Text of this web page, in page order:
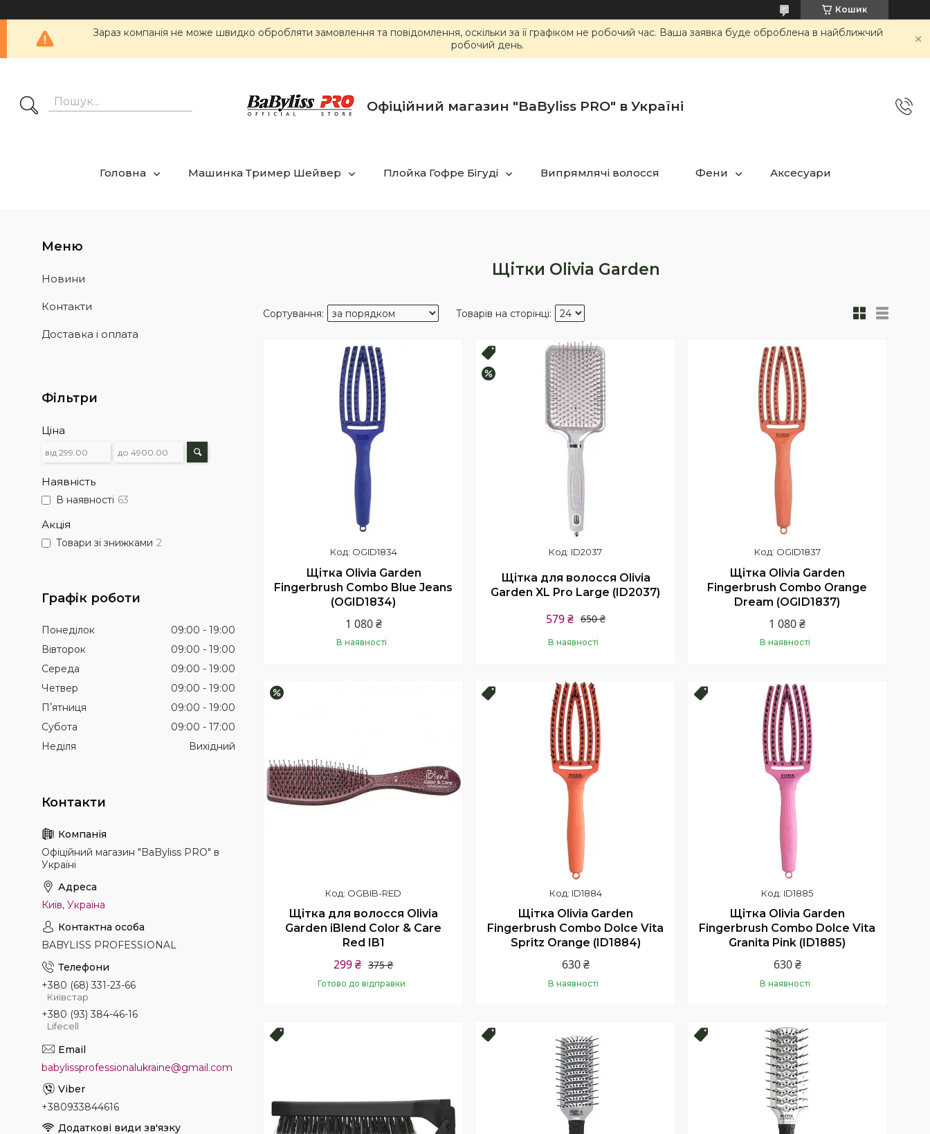
Кошик
Зараз компанія не може швидко обробляти замовлення та повідомлення, оскільки за її графіком не робочий час. Ваша заявка буде оброблена в найближчий
робочий день.
Офіційний магазин "BaByliss PRO" в Україні
Головна Машинка Тример Шейвер Плойка Гофре Бігуді Випрямлячі волосся Фени Аксесуари
Щітки Olivia Garden
OGID1834
Щітка Olivia Garden
Fingerbrush Combo Blue Jeans
(OGID1834)
1 080 ₴
В наявності
ID2037
Щітка для волосся Olivia
Garden XL Pro Large (ID2037)
650 ₴
579 ₴
В наявності
Купити
OGID1837
Щітка Olivia Garden
Fingerbrush Combo Orange
Dream (OGID1837)
1 080 ₴
В наявності
Купити
OGBIB-RED
Щітка для волосся Olivia
Garden iBlend Color & Care
Red IB1
375 ₴
299 ₴
Готово до відправки
ID1884
Щітка Olivia Garden
Fingerbrush Combo Dolce Vita
Spritz Orange (ID1884)
630 ₴
В наявності
ID1885
Щітка Olivia Garden
Fingerbrush Combo Dolce Vita
Granita Pink (ID1885)
630 ₴
В наявності
Купити
Новини
Контакти
Доставка і оплата
Фільтри
Ціна
Наявність
В наявності 63
Акція
Товари зі знижками 2
Графік роботи
Понеділок 09:00
19:00
Вівторок
09:00
19:00
Середа
09:00
19:00
Четвер
09:00
19:00
Пʼятниця
09:00
19:00
Субота
09:00
17:00
Неділя
Вихідний
Офіційний магазин "BaByliss PRO" в
Україні
Київ, Україна
BABYLISS PROFESSIONAL
+380 (68) 331-23-66
Київстар
+380 (93) 384-46-16
Lifecell
babylissprofessionalukraine@gmail.com
+380933844616